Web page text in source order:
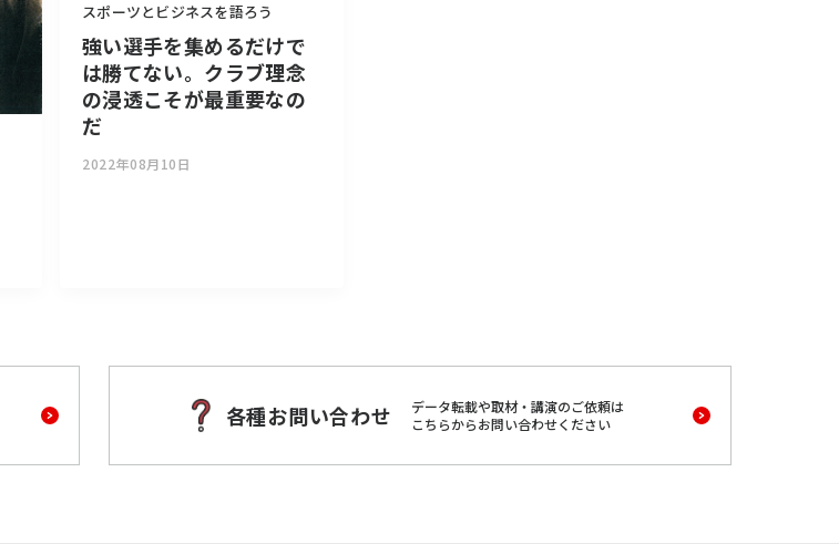
スポーツとビジネスを語ろう
強い選手を集めるだけで
は勝てない。クラブ理念
の浸透こそが最重要なの
だ
2022年08月10日
各種お問い合わせ
データ転載や取材・講演のご依頼は
こちらからお問い合わせください